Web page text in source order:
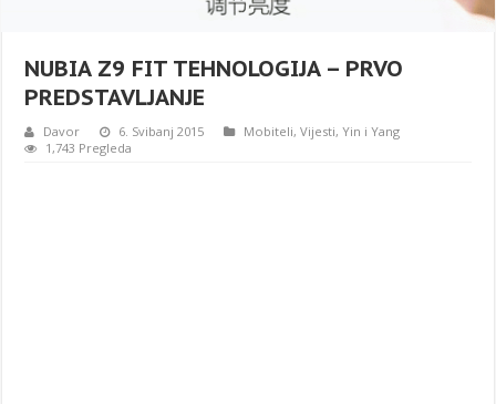
NUBIA Z9 FIT TEHNOLOGIJA – PRVO
PREDSTAVLJANJE
Davor 6. Svibanj 2015 Mobiteli,Vijesti,Yin i Yang
1,743 Pregleda